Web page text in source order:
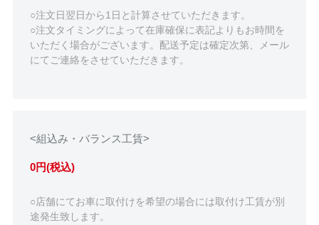
○注文日翌日から1日と計算させていただきます。
○注文タイミングによって在庫確保に表記よりもお時間を
いただく場合がございます。配送予定は確定次第、メール
にてご連絡をさせていただきます。
<組込み・バランス工賃>
0円(税込)
○店舗にてお車に取付けを希望の場合には取付け工賃が別
途発生致します。